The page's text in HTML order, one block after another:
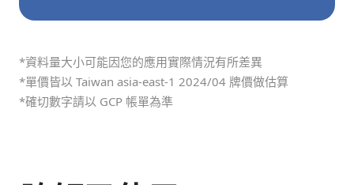
*資料量大小可能因您的應用實際情況有所差異
*單價皆以 Taiwan asia-east-1 2024/04 牌價做估算
*確切數字請以 GCP 帳單為準